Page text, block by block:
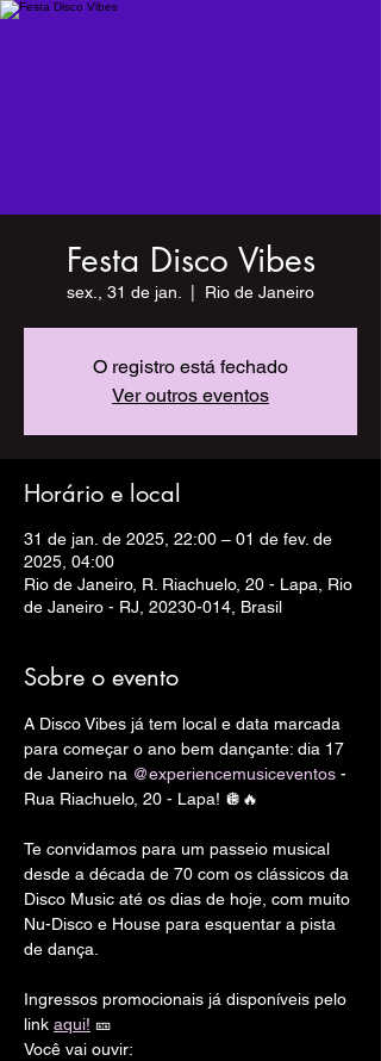
Festa Disco Vibes
sex., 31 de jan. Rio de Janeiro
O registro está fechado
Ver outros eventos
Horário e local
31 de jan. de 2025, 22:00 – 01 de fev. de
2025, 04:00
Rio de Janeiro, R. Riachuelo, 20 - Lapa, Rio
de Janeiro - RJ, 20230-014, Brasil
Sobre o evento
A Disco Vibes já tem local e data marcada
para começar o ano bem dançante: dia 17
de Janeiro na @experiencemusiceventos -
Rua Riachuelo, 20 - Lapa! 🪩🔥
Te convidamos para um passeio musical
desde a década de 70 com os clássicos da
Disco Music até os dias de hoje, com muito
Nu-Disco e House para esquentar a pista
de dança.
Ingressos promocionais já disponíveis pelo
link aqui! 🎫
Você vai ouvir: